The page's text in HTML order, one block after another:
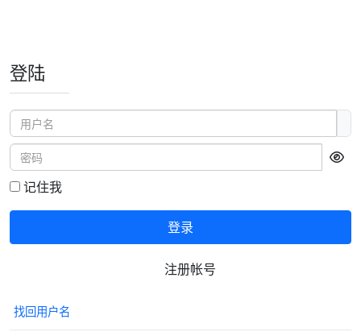
登陆
用户名
密码
记住我
登录
注册帐号
找回用户名